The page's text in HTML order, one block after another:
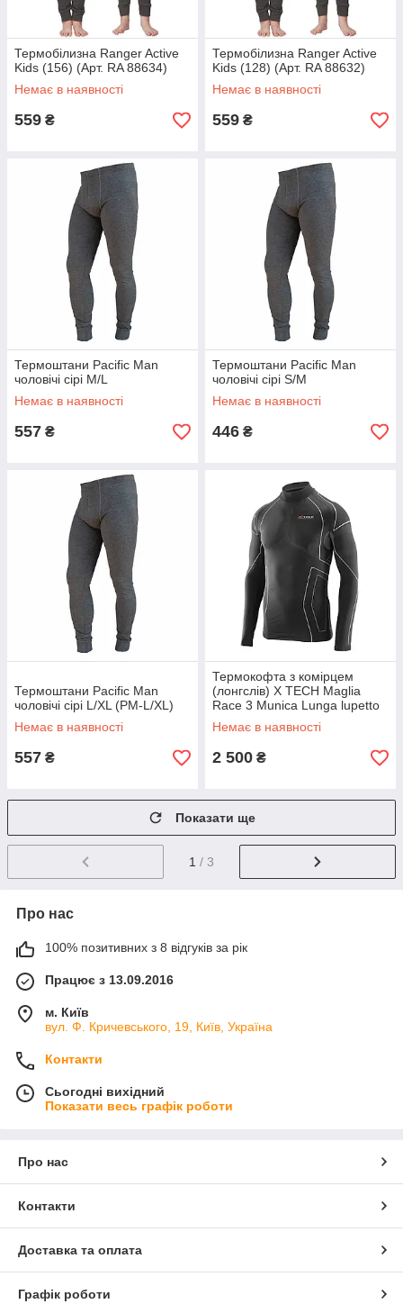
Термобілизна Ranger Active
Kids (156) (Арт. RA 88634)
Немає в наявності
559 ₴
Термобілизна Ranger Active
Kids (128) (Арт. RA 88632)
Немає в наявності
559 ₴
Термоштани Pacific Man
чоловічі сірі M/L
Немає в наявності
557 ₴
Термоштани Pacific Man
чоловічі сірі S/M
Немає в наявності
446 ₴
Термоштани Pacific Man
чоловічі сірі L/XL (PM-L/XL)
Немає в наявності
557 ₴
Термокофта з комірцем
(лонгслів) X TECH Maglia
Race 3 Munica Lunga lupetto
Nero S/M Чорна
Немає в наявності
2 500 ₴
Показати ще
1 / 3
Про нас
100% позитивних з 8 відгуків за рік
Працює з 13.09.2016
м. Київ
вул. Ф. Кричевського, 19, Київ, Україна
Контакти
Сьогодні вихідний
Показати весь графік роботи
Про нас
Контакти
Доставка та оплата
Графік роботи